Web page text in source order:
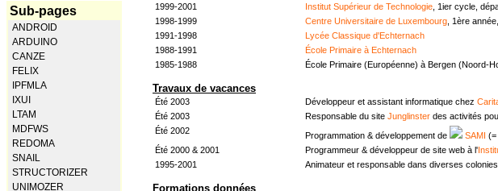
Sub-pages
ANDROID
ARDUINO
CANZE
FELIX
IPFMLA
IXUI
LTAM
MDFWS
REDOMA
SNAIL
STRUCTORIZER
UNIMOZER
1999-2001
Institut Supérieur de Technologie , 1ier cycle,
1998-1999
Centre Universitaire de Luxembourg , 1ère
1991-1998
Lycée Classique d'Echternach
1988-1991
École Primaire à Echternach
1985-1988
École Primaire (Européenne) à Bergen (Noord-
Travaux de vacances
Été 2003 Développeur et assistant informatique chez
Été 2003
Responsable du site Junglinster des activités
Été 2002
Programmation & développement de SAMI (=
Été 2000 & 2001
Programmeur & développeur de site web à l'
1995-2001
Animateur et responsable dans diverses
Formations données